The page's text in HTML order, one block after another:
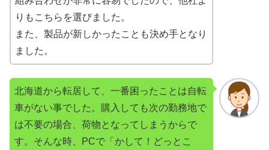
りもこちらを選びました。
また、製品が新しかったことも決め手となり
ました。
北海道から転居して、一番困ったことは自転
車がない事でした。購入しても次の勤務地で
は不要の場合、荷物となってしまうからで
す。そんな時、PCで「かして！どっとこ